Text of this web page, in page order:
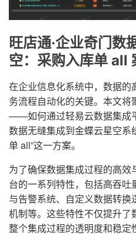
旺店通·企业奇门数
空：采购入库单 all
在企业信息化系统中，数据
务流程自动化的关键。本文
——如何通过轻易云数据集成
数据无缝集成到金蝶云星空系
单 all”这一方案。
为了确保数据集成过程的高
台的一系列特性，包括高吞
与告警系统、自定义数据转
机制等。这些特性不仅提升了
整个集成过程的透明度和稳定